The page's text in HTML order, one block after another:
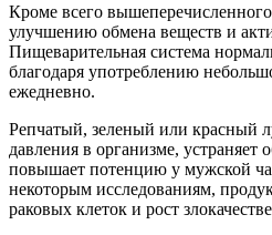
Кроме всего
улучшению обмена веществ и
Пищеварительная система
благодаря употреблению
ежедневно.
Репчатый, зеленый или красный
давления в организме,
повышает потенцию у мужской
некоторым исследованиям,
раковых клеток и рост